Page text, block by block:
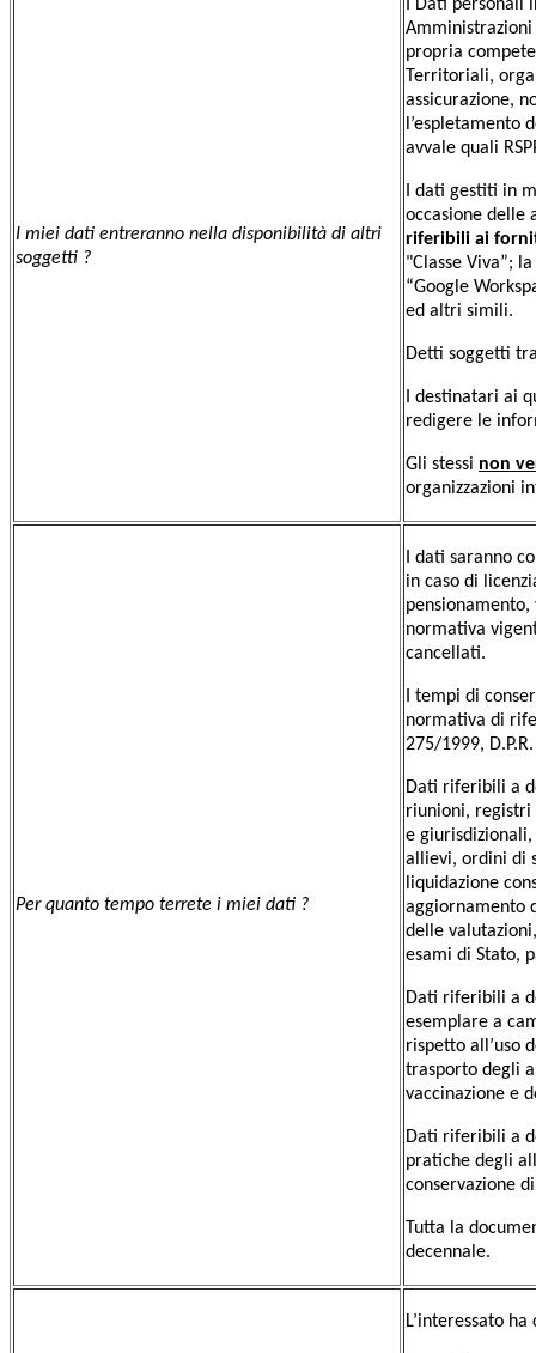
I miei dati entreranno nella disponibilità di altri
soggetti ?
I Dati personali
propria
Territoriali,
assicurazione,
avvale quali
I dati gestiti in
occasione delle
riferibili ai
"Classe Viva”;
“Google
ed altri simili.
Detti soggetti
I destinatari ai
redigere le
Gli stessi non
organizzazioni
Per quanto tempo terrete i miei dati ?
I dati saranno
in caso di
normativa
cancellati.
I tempi di
normativa di
275/1999,
Dati riferibili a
riunioni,
e
allievi, ordini di
liquidazione
aggiornamento
delle
esami di Stato,
Dati riferibili a
esemplare a
rispetto all’uso
trasporto degli
vaccinazione e
Dati riferibili a
pratiche degli
conservazione
Tutta la
decennale.
L’interessato